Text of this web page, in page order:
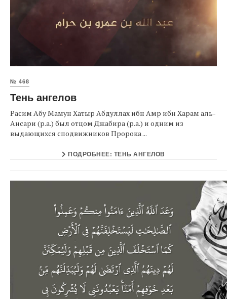
№ 468
Тень ангелов
Расим Абу Мамун Хатыр Абдуллах ибн Амр ибн Харам аль-
Ансари (р.а.) был отцом Джабира (р.а.) и одним из
выдающихся сподвижников Пророка ...
ПОДРОБНЕЕ: ТЕНЬ АНГЕЛОВ